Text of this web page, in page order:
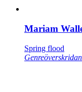
Mariam
Spring flood